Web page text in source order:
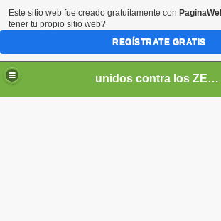
unidos contra los ZETAS
Este sitio web fue creado gratuitamente con
tener tu propio sitio web?
REGÍSTRATE GRATIS